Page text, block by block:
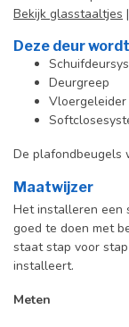
Bekijk glasstaaltjes |
Deze deur
Deurgreep
Vloergeleider
De plafondbeugels
Maatwijzer
Het installeren een
goed te doen met
staat stap voor
installeert.
Meten